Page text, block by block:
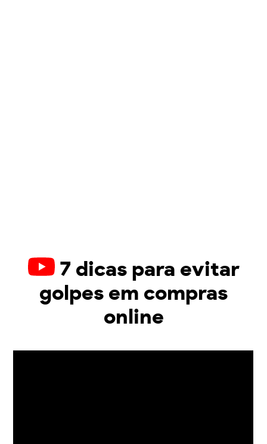
7 dicas para evitar
golpes em compras
online